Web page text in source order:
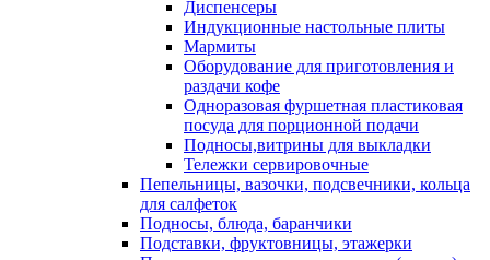
Диспенсеры
Индукционные настольные плиты
Мармиты
Оборудование для приготовления и
раздачи кофе
Одноразовая фуршетная пластиковая
посуда для порционной подачи
Подносы,витрины для выкладки
Тележки сервировочные
Пепельницы, вазочки, подсвечники, кольца
для салфеток
Подносы, блюда, баранчики
Подставки, фруктовницы, этажерки